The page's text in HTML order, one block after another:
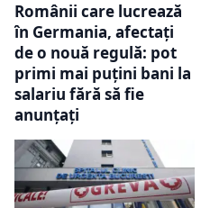
Românii care lucrează
în Germania, afectați
de o nouă regulă: pot
primi mai puțini bani la
salariu fără să fie
anunțați